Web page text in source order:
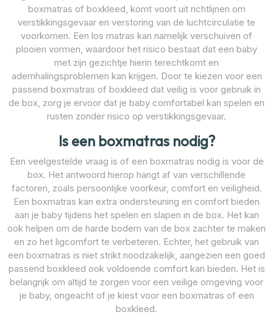
boxmatras of boxkleed, komt voort uit richtlijnen om
verstikkingsgevaar en verstoring van de luchtcirculatie te
voorkomen. Een los matras kan namelijk verschuiven of
plooien vormen, waardoor het risico bestaat dat een baby
met zijn gezichtje hierin terechtkomt en
ademhalingsproblemen kan krijgen. Door te kiezen voor een
passend boxmatras of boxkleed dat veilig is voor gebruik in
de box, zorg je ervoor dat je baby comfortabel kan spelen en
rusten zonder risico op verstikkingsgevaar.
Is een boxmatras nodig?
Een veelgestelde vraag is of een boxmatras nodig is voor de
box. Het antwoord hierop hangt af van verschillende
factoren, zoals persoonlijke voorkeur, comfort en veiligheid.
Een boxmatras kan extra ondersteuning en comfort bieden
aan je baby tijdens het spelen en slapen in de box. Het kan
ook helpen om de harde bodem van de box zachter te maken
en zo het ligcomfort te verbeteren. Echter, het gebruik van
een boxmatras is niet strikt noodzakelijk, aangezien een goed
passend boxkleed ook voldoende comfort kan bieden. Het is
belangrijk om altijd te zorgen voor een veilige omgeving voor
je baby, ongeacht of je kiest voor een boxmatras of een
boxkleed.